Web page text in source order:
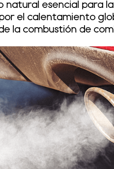
natural esencial para
el calentamiento
la combustión de